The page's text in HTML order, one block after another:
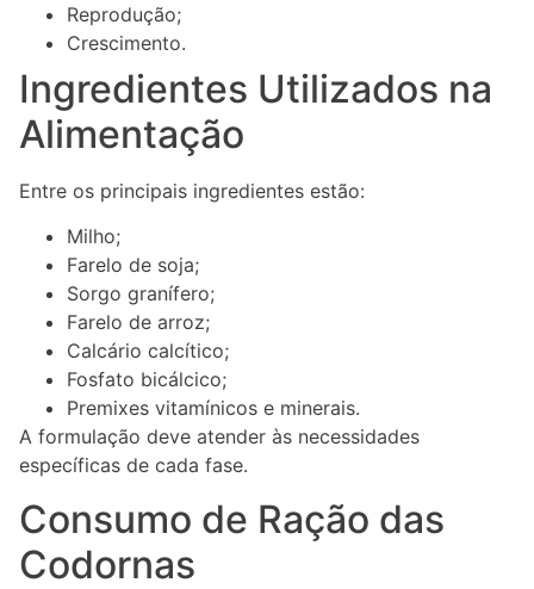
Reprodução;
Crescimento.
Ingredientes Utilizados na
Alimentação
Entre os principais ingredientes estão:
Milho;
Farelo de soja;
Sorgo granífero;
Farelo de arroz;
Calcário calcítico;
Fosfato bicálcico;
Premixes vitamínicos e minerais.
A formulação deve atender às necessidades
específicas de cada fase.
Consumo de Ração das
Codornas